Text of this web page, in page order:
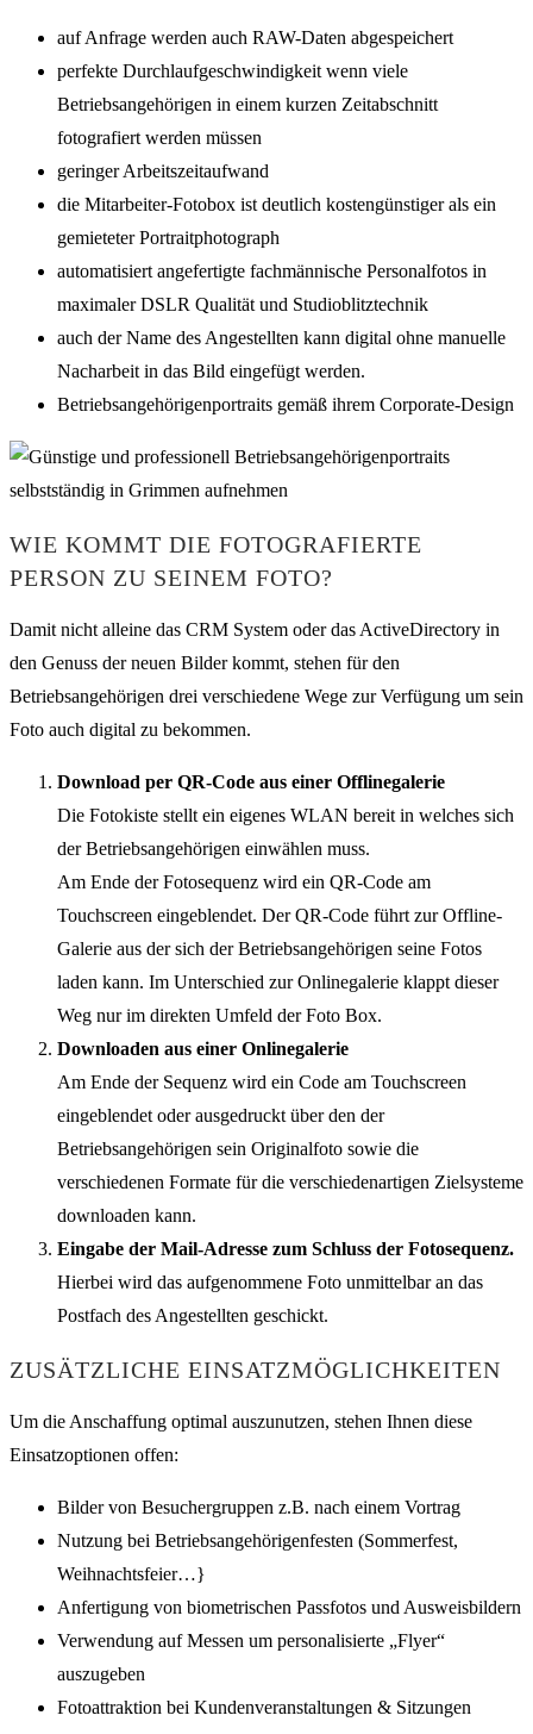
auf Anfrage werden auch RAW-Daten abgespeichert
perfekte Durchlaufgeschwindigkeit wenn viele
Betriebsangehörigen in einem kurzen Zeitabschnitt
fotografiert werden müssen
geringer Arbeitszeitaufwand
die Mitarbeiter-Fotobox ist deutlich kostengünstiger als ein
gemieteter Portraitphotograph
automatisiert angefertigte fachmännische Personalfotos in
maximaler DSLR Qualität und Studioblitztechnik
auch der Name des Angestellten kann digital ohne manuelle
Nacharbeit in das Bild eingefügt werden.
Betriebsangehörigenportraits gemäß ihrem Corporate-Design
WIE KOMMT DIE FOTOGRAFIERTE
PERSON ZU SEINEM FOTO?
Damit nicht alleine das CRM System oder das ActiveDirectory in
den Genuss der neuen Bilder kommt, stehen für den
Betriebsangehörigen drei verschiedene Wege zur Verfügung um sein
Foto auch digital zu bekommen.
Download per QR-Code aus einer Offlinegalerie
Die Fotokiste stellt ein eigenes WLAN bereit in welches sich
der Betriebsangehörigen einwählen muss.
Am Ende der Fotosequenz wird ein QR-Code am
Touchscreen eingeblendet. Der QR-Code führt zur Offline-
Galerie aus der sich der Betriebsangehörigen seine Fotos
laden kann. Im Unterschied zur Onlinegalerie klappt dieser
Weg nur im direkten Umfeld der Foto Box.
Downloaden aus einer Onlinegalerie
Am Ende der Sequenz wird ein Code am Touchscreen
eingeblendet oder ausgedruckt über den der
Betriebsangehörigen sein Originalfoto sowie die
verschiedenen Formate für die verschiedenartigen Zielsysteme
downloaden kann.
Eingabe der Mail-Adresse zum Schluss der Fotosequenz.
Hierbei wird das aufgenommene Foto unmittelbar an das
Postfach des Angestellten geschickt.
ZUSÄTZLICHE EINSATZMÖGLICHKEITEN
Um die Anschaffung optimal auszunutzen, stehen Ihnen diese
Einsatzoptionen offen:
Bilder von Besuchergruppen z.B. nach einem Vortrag
Nutzung bei Betriebsangehörigenfesten (Sommerfest,
Weihnachtsfeier…}
Anfertigung von biometrischen Passfotos und Ausweisbildern
Verwendung auf Messen um personalisierte „Flyer“
auszugeben
Fotoattraktion bei Kundenveranstaltungen & Sitzungen